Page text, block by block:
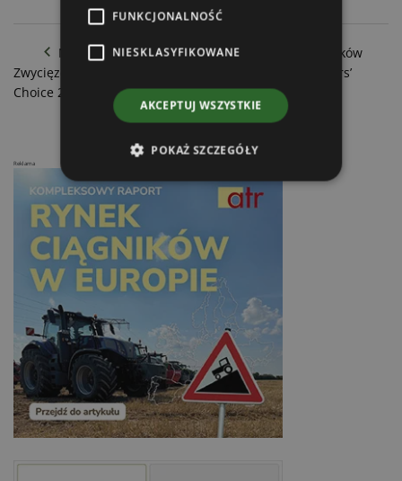
Nowa propozycja wypłat z rezerwy UE dla rolników
Zwycięzcy Systems and Components Trophy - Engineers’
Choice 2025
Reklama
FUNKCJONALNOŚĆ
NIESKLASYFIKOWANE
AKCEPTUJ WSZYSTKIE
POKAŻ SZCZEGÓŁY